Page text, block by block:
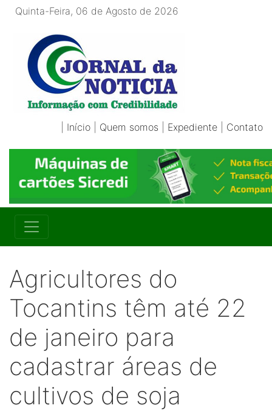
Quinta-Feira, 06 de Agosto de 2026
Início Quem somos Expediente Contato
Agricultores do
Tocantins têm até 22
de janeiro para
cadastrar áreas de
cultivos de soja